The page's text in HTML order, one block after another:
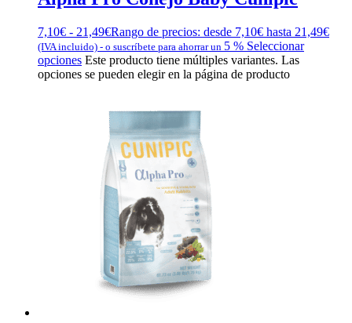
7,10€ - 21,49€Rango de precios: desde 7,10€ hasta 21,49€
(IVA incluido) - o suscríbete para ahorrar un 5 % Seleccionar
opciones Este producto tiene múltiples variantes. Las
opciones se pueden elegir en la página de producto